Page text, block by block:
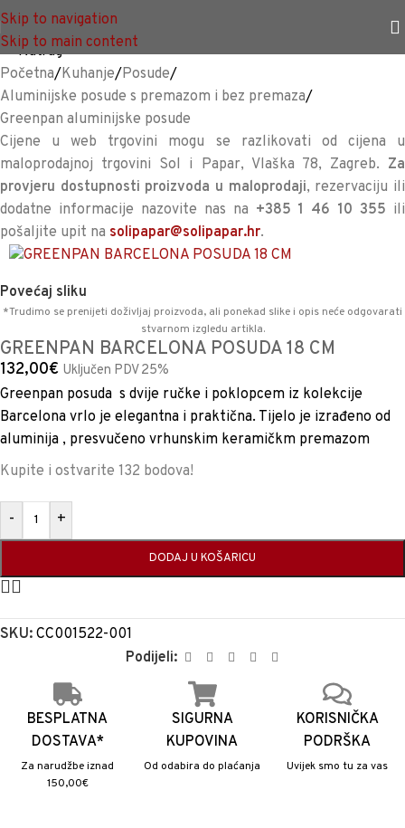
Skip to navigation
Skip to main content
<<Natrag
Početna/Kuhanje/Posude/
Aluminijske posude s premazom i bez premaza/
Greenpan aluminijske posude
Cijene u web trgovini mogu se razlikovati od cijena u
maloprodajnoj trgovini Sol i Papar, Vlaška 78, Zagreb. Za
provjeru dostupnosti proizvoda u maloprodaji, rezervaciju ili
dodatne informacije nazovite nas na +385 1 46 10 355 ili
pošaljite upit na solipapar@solipapar.hr.
Povećaj sliku
*Trudimo se prenijeti doživljaj proizvoda, ali ponekad slike i opis neće odgovarati
stvarnom izgledu artikla.
GREENPAN BARCELONA POSUDA 18 CM
132,00€ Uključen PDV 25%
Greenpan posuda s dvije ručke i poklopcem iz kolekcije
Barcelona vrlo je elegantna i praktična. Tijelo je izrađeno od
aluminija , presvučeno vrhunskim keramičkm premazom
Kupite i ostvarite 132 bodova!
- +
DODAJ U KOŠARICU
SKU: CC001522-001
Podijeli:
BESPLATNA
DOSTAVA*
Za narudžbe iznad
150,00€
SIGURNA
KUPOVINA
Od odabira do plaćanja
KORISNIČKA
PODRŠKA
Uvijek smo tu za vas